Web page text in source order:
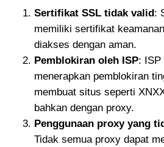
Sertifikat SSL tidak valid:
memiliki sertifikat
diakses dengan aman.
Pemblokiran oleh ISP: ISP
menerapkan pemblokiran
membuat situs seperti
bahkan dengan proxy.
Penggunaan proxy yang
Tidak semua proxy dapat